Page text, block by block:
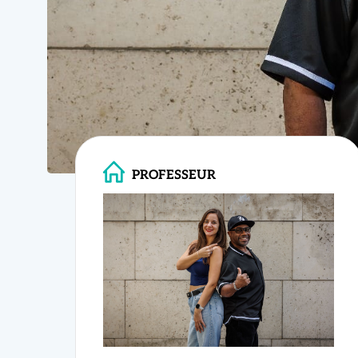
PROFESSEUR
Alex Salserito & Ti Lu
Envie de
Ce cours de
Pas besoin
Les pas de base et les
Initiation au style
Premières figures en